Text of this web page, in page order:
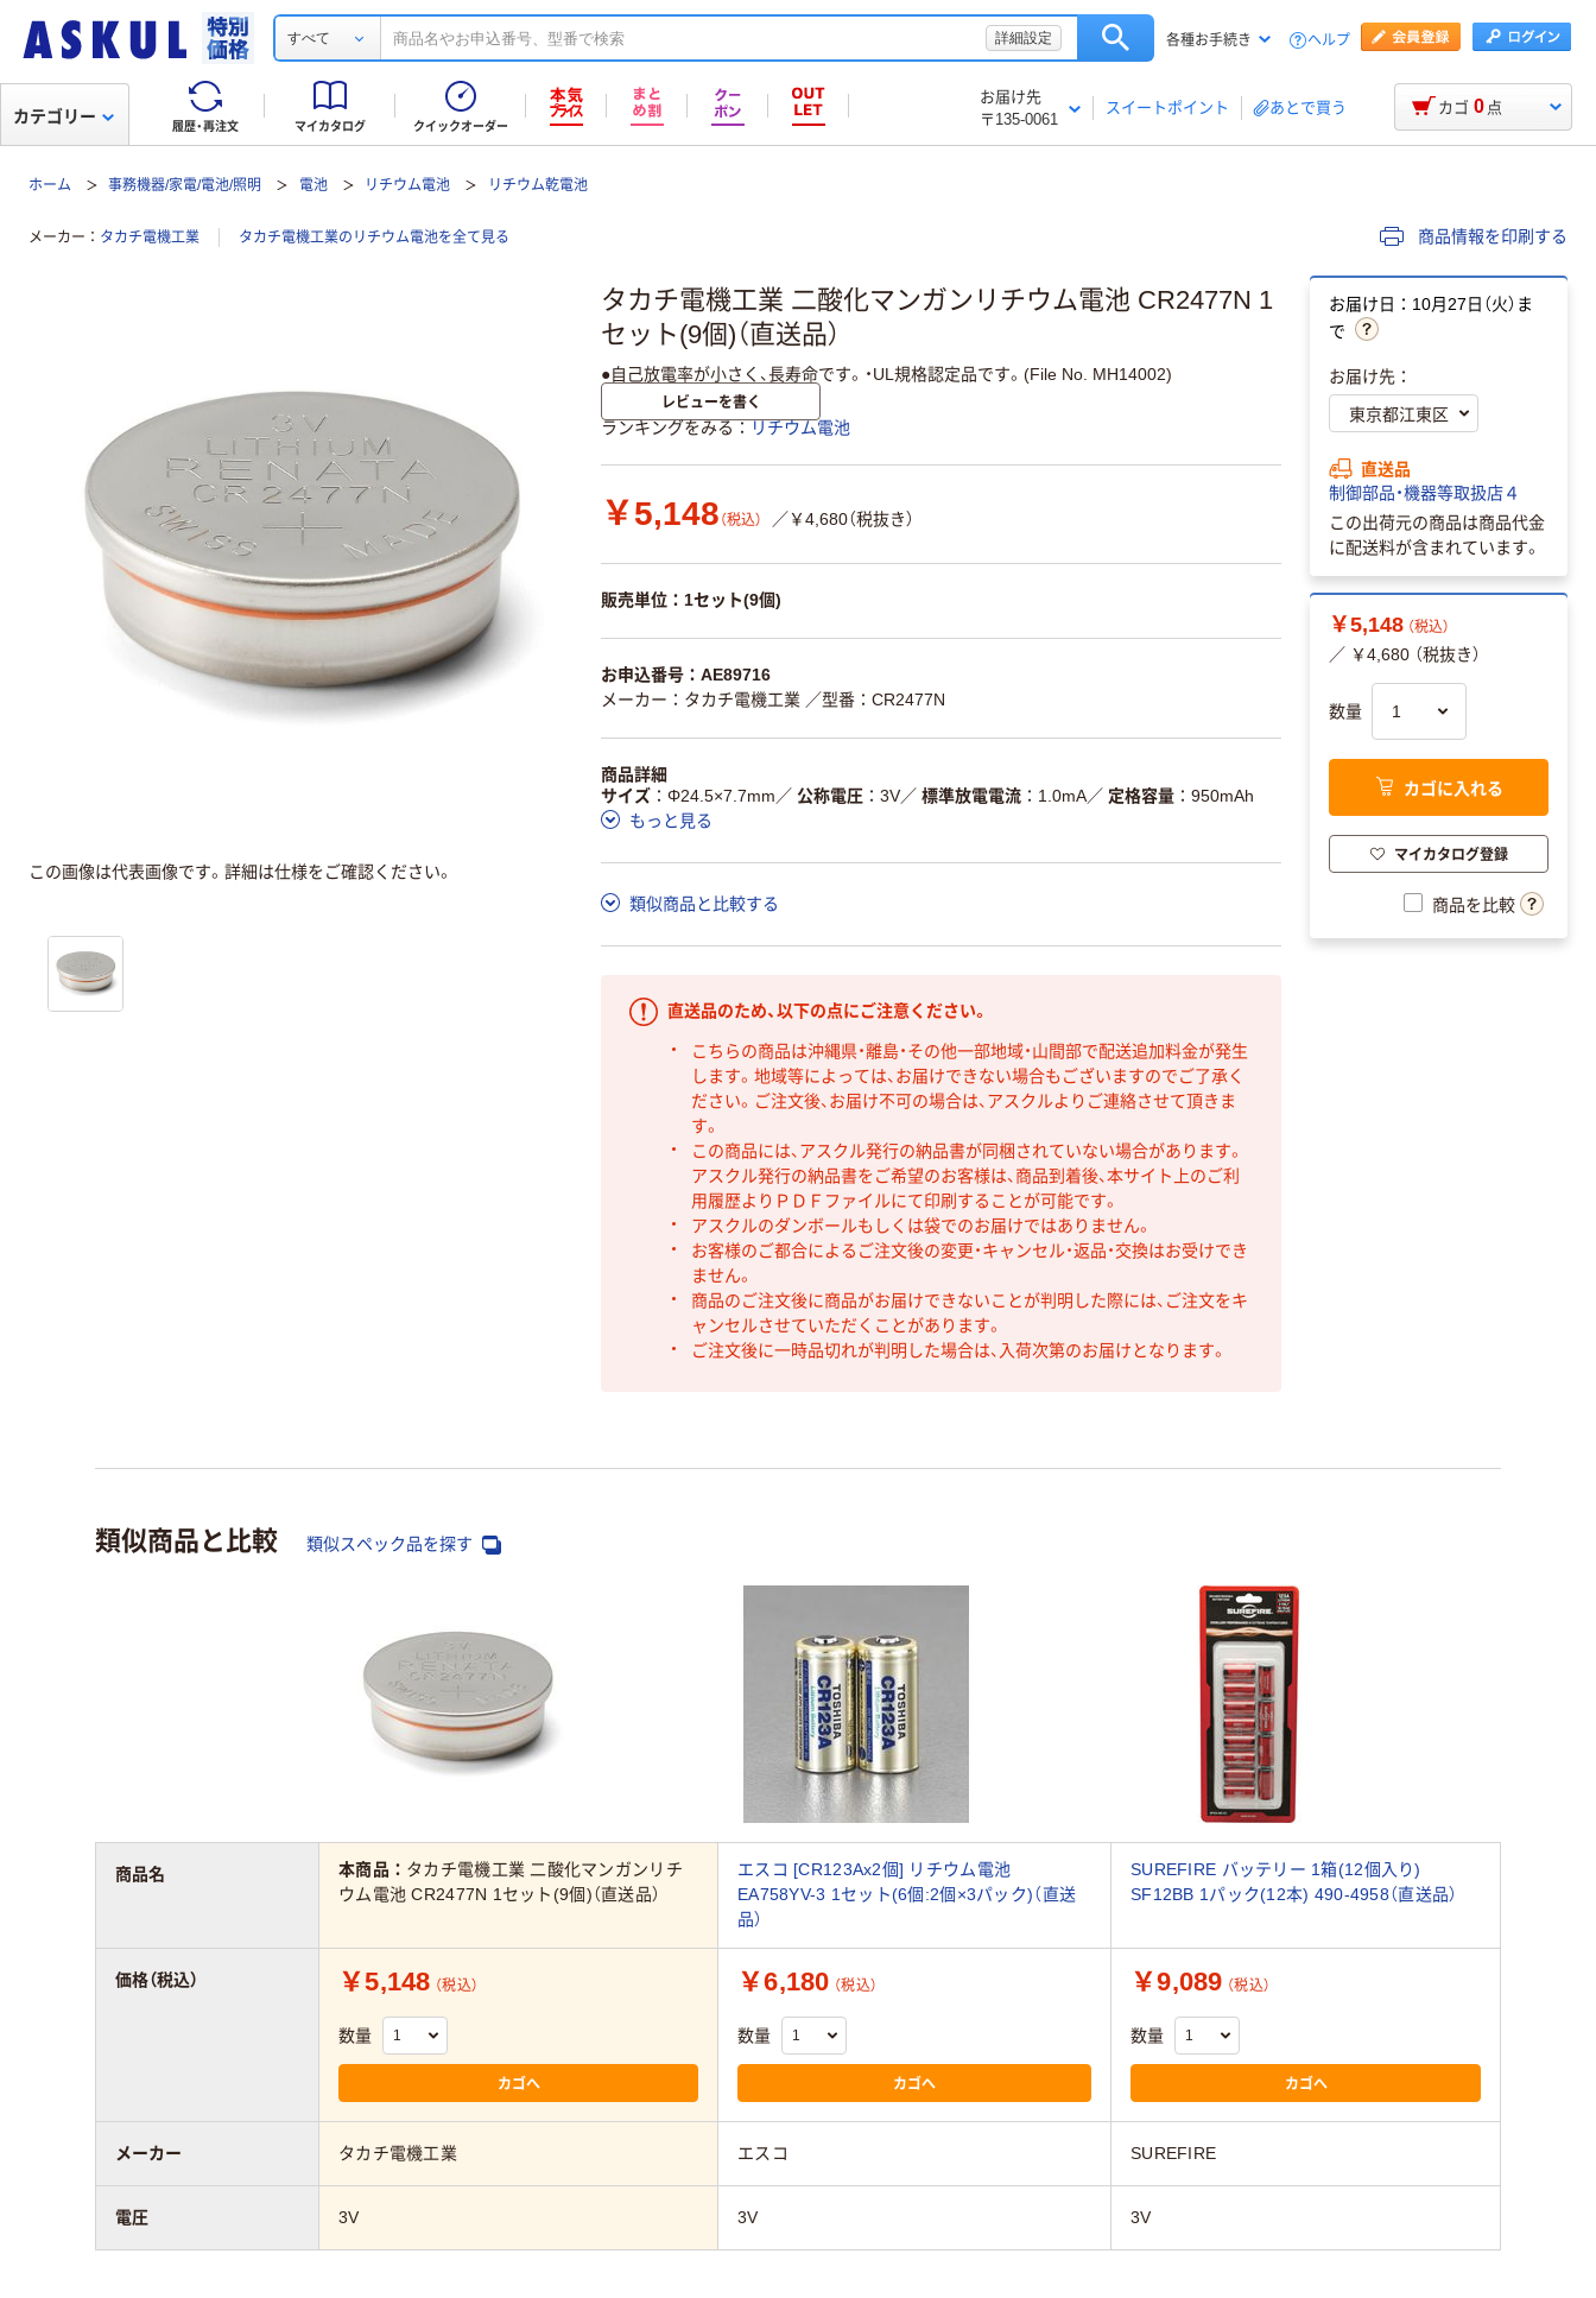
すべて 詳細設定 各種お手続き ヘルプ
履歴・再注文 マイカタログ クイックオーダー
お届け先
〒135-0061
スイートポイント あとで買う
カテゴリー カゴ 0 点
ホーム 事務機器/家電/電池/照明 電池 リチウム電池 リチウム乾電池
メーカー タカチ電機工業 タカチ電機工業のリチウム電池を全て見る 商品情報を印刷する
タカチ電機工業 二酸化マンガンリチウム電池 CR2477N 1
セット(9個)（直送品）
●自己放電率が小さく、長寿命です。・UL規格認定品です。(File No. MH14002)
レビューを書く
ランキングをみる リチウム電池
￥5,148 （税込） ／￥4,680（税抜き）
販売単位：1セット(9個)
お申込番号：AE89716
メーカー：タカチ電機工業 ／型番：CR2477N
商品詳細
サイズ
Φ24.5×7.7mm ／ 公称電圧 3V／ 標準放電電流 1.0mA／ 定格容量
950mAh
もっと見る
類似商品と比較する
直送品のため、以下の点にご注意ください。
こちらの商品は沖縄県・離島・その他一部地域・山間部で配送追加料金が発生
します。地域等によっては、お届けできない場合もございますのでご了承く
ださい。ご注文後、お届け不可の場合は、アスクルよりご連絡させて頂きま
す。
この商品には、アスクル発行の納品書が同梱されていない場合があります。
アスクル発行の納品書をご希望のお客様は、商品到着後、本サイト上のご利
用履歴よりＰＤＦファイルにて印刷することが可能です。
アスクルのダンボールもしくは袋でのお届けではありません。
お客様のご都合によるご注文後の変更・キャンセル・返品・交換はお受けでき
ません。
商品のご注文後に商品がお届けできないことが判明した際には、ご注文をキ
ャンセルさせていただくことがあります。
ご注文後に一時品切れが判明した場合は、入荷次第のお届けとなります。
この画像は代表画像です。詳細は仕様をご確認ください。
お届け日：10月27日（火）ま
で
お届け先：
直送品
制御部品・機器等取扱店４
この出荷元の商品は商品代金
に配送料が含まれています。
￥5,148 （税込）
／ ￥4,680 （税抜き）
数量
カゴに入れる
マイカタログ登録
商品を比較
類似商品と比較 類似スペック品を探す
商品名 本商品： タカチ電機工業 二酸化マンガンリチ
ウム電池 CR2477N 1セット(9個)（直送品）
エスコ [CR123Ax2個] リチウム電池
EA758YV-3 1セット(6個:2個×3パック)（直送
品）
SUREFIRE バッテリー 1箱(12個入り)
SF12BB 1パック(12本) 490-4958（直送品）
価格（税込） ￥5,148 （税込）
数量
カゴへ
￥6,180 （税込）
数量
カゴへ
￥9,089 （税込）
数量
カゴへ
メーカー タカチ電機工業 エスコ SUREFIRE
電圧 3V 3V 3V